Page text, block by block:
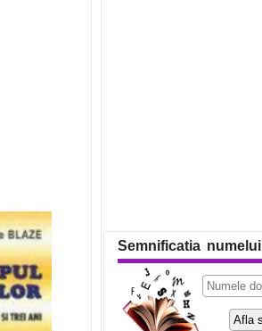
Semnificatia numelui